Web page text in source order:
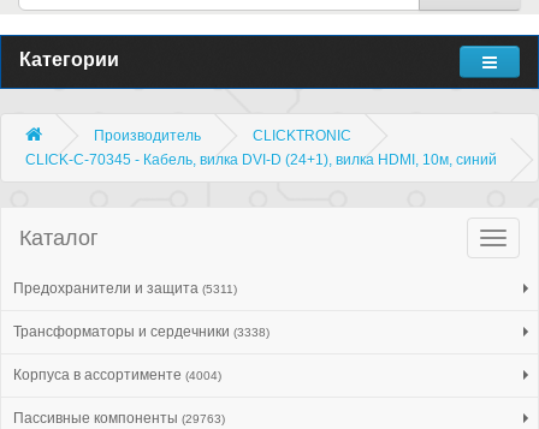
Категории
Производитель
CLICKTRONIC
CLICK-C-70345 - Кабель, вилка DVI-D (24+1), вилка HDMI, 10м, синий
Каталог
Предохранители и защита (5311)
Трансформаторы и сердечники (3338)
Корпуса в ассортименте (4004)
Пассивные компоненты (29763)